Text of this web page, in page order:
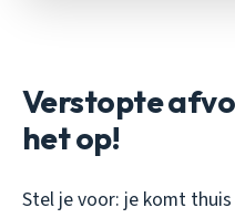
Verstopte
het op!
Stel je voor: je komt